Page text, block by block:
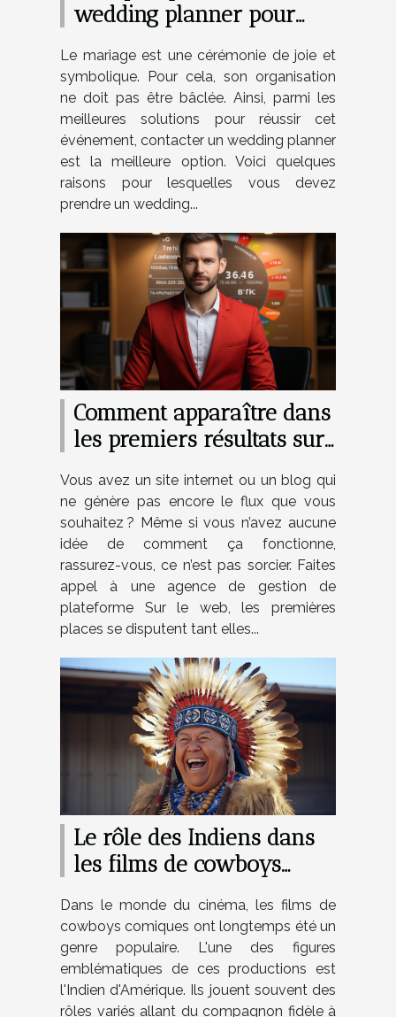
wedding planner pour
Le mariage est une cérémonie de joie et
symbolique. Pour cela, son organisation
ne doit pas être bâclée. Ainsi, parmi les
meilleures solutions pour réussir cet
événement, contacter un wedding planner
est la meilleure option. Voici quelques
raisons pour lesquelles vous devez
prendre un wedding...
Comment apparaître dans
les premiers résultats sur
Vous avez un site internet ou un blog qui
ne génère pas encore le flux que vous
souhaitez ? Même si vous n’avez aucune
idée de comment ça fonctionne,
rassurez-vous, ce n’est pas sorcier. Faites
appel à une agence de gestion de
plateforme Sur le web, les premières
places se disputent tant elles...
Le rôle des Indiens dans
les films de cowboys
Dans le monde du cinéma, les films de
cowboys comiques ont longtemps été un
genre populaire. L'une des figures
emblématiques de ces productions est
l'Indien d'Amérique. Ils jouent souvent des
rôles variés allant du compagnon fidèle à